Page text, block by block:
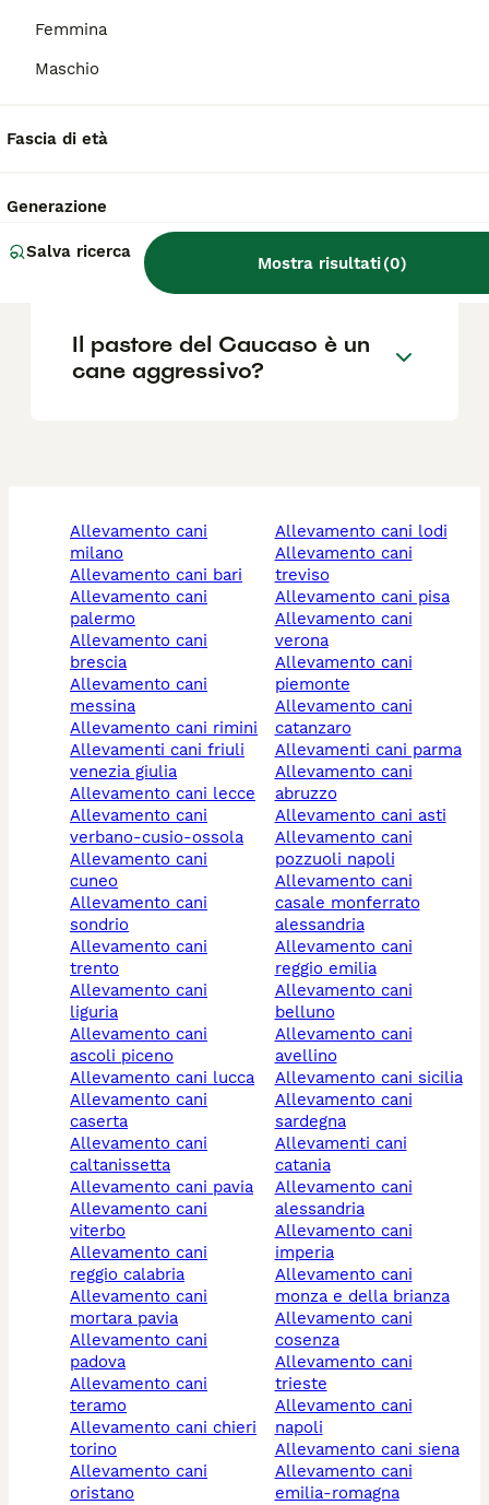
Femmina
Maschio
Fascia di età
Generazione
Salva ricerca
Mostra risultati(0)
diversi mesi per trovare un cucciolo
aggressivo?
Qual è il miglior cane
pastore?
Il pastore del Caucaso è un
cane aggressivo?
allevamento cani
milano
allevamento cani bari
allevamento cani
palermo
allevamento cani
brescia
allevamento cani
messina
allevamento cani rimini
allevamenti cani friuli
venezia giulia
allevamento cani lecce
allevamento cani
verbano-cusio-ossola
allevamento cani
cuneo
allevamento cani
sondrio
allevamento cani
trento
allevamento cani
liguria
allevamento cani
ascoli piceno
allevamento cani lucca
allevamento cani
caserta
allevamento cani
caltanissetta
allevamento cani pavia
allevamento cani
viterbo
allevamento cani
reggio calabria
allevamento cani
mortara pavia
allevamento cani
padova
allevamento cani
teramo
allevamento cani chieri
torino
allevamento cani
oristano
allevamento cani lodi
allevamento cani
treviso
allevamento cani pisa
allevamento cani
verona
allevamento cani
piemonte
allevamento cani
catanzaro
allevamenti cani parma
allevamento cani
abruzzo
allevamento cani asti
allevamento cani
pozzuoli napoli
allevamento cani
casale monferrato
alessandria
allevamento cani
reggio emilia
allevamento cani
belluno
allevamento cani
avellino
allevamento cani sicilia
allevamento cani
sardegna
allevamenti cani
catania
allevamento cani
alessandria
allevamento cani
imperia
allevamento cani
monza e della brianza
allevamento cani
cosenza
allevamento cani
trieste
allevamento cani
napoli
allevamento cani siena
allevamento cani
emilia-romagna